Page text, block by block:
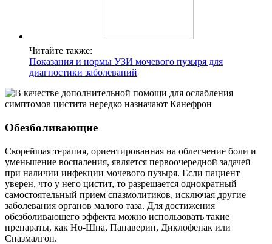
Читайте также:
Показания и нормы УЗИ мочевого пузыря для
диагностики заболеваний
Обезболивающие
Скорейшая терапия, ориентированная на облегчение боли и
уменьшение воспаления, является первоочередной задачей
при наличии инфекции мочевого пузыря. Если пациент
уверен, что у него цистит, то разрешается однократный
самостоятельный прием спазмолитиков, исключая другие
заболевания органов малого таза. Для достижения
обезболивающего эффекта можно использовать такие
препараты, как Но-Шпа, Папаверин, Диклофенак или
Спазмалгон.